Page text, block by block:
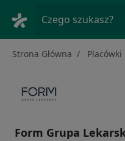
Czego szukasz?
Strona Główna Placówki
Form Grupa